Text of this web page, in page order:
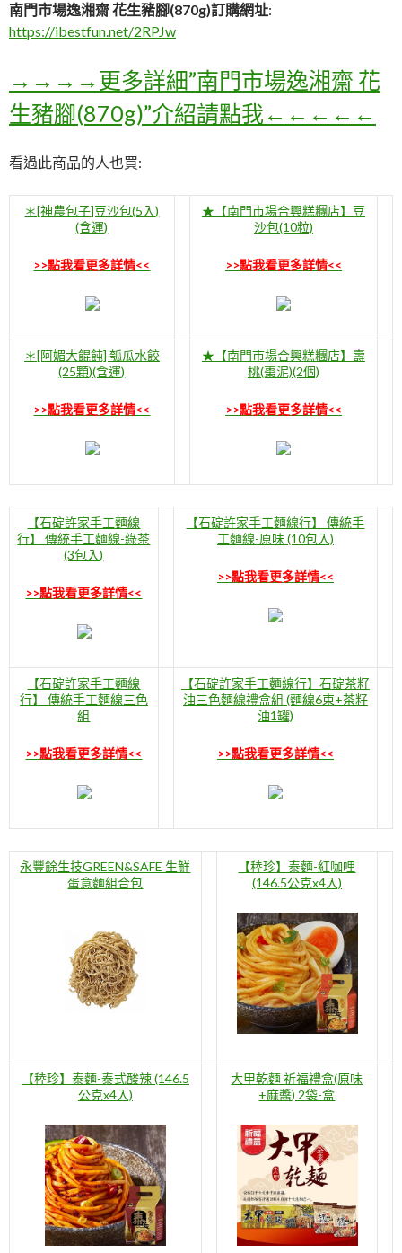
南門市場逸湘齋 花生豬腳(870g)訂購網址:
https://ibestfun.net/2RPJw
→→→→更多詳細”南門市場逸湘齋 花
生豬腳(870g)”介紹請點我←←←←←
看過此商品的人也買:
＊[神農包子]豆沙包(5入)
(含運)
>>點我看更多詳情<<
★【南門市場合興糕糰店】豆
沙包(10粒)
>>點我看更多詳情<<
＊[阿媚大餛飩] 瓠瓜水餃
(25顆)(含運)
>>點我看更多詳情<<
★【南門市場合興糕糰店】壽
桃(棗泥)(2個)
>>點我看更多詳情<<
【石碇許家手工麵線
行】 傳統手工麵線-綠茶
(3包入)
>>點我看更多詳情<<
【石碇許家手工麵線行】 傳統手
工麵線-原味 (10包入)
>>點我看更多詳情<<
【石碇許家手工麵線
行】 傳統手工麵線三色
組
>>點我看更多詳情<<
【石碇許家手工麵線行】石碇茶籽
油三色麵線禮盒組 (麵線6束+茶籽
油1罐)
>>點我看更多詳情<<
永豐餘生技GREEN&SAFE 生鮮
蛋意麵組合包
【稑珍】泰麵-紅咖哩
(146.5公克x4入)
【稑珍】泰麵-泰式酸辣 (146.5
公克x4入)
大甲乾麵 祈福禮盒(原味
+麻醬) 2袋-盒